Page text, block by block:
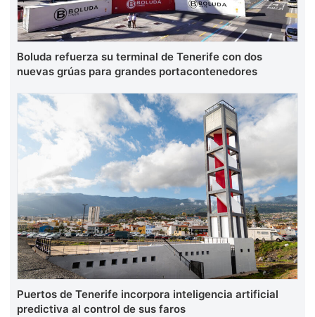
Boluda refuerza su terminal de Tenerife con dos
nuevas grúas para grandes portacontenedores
Puertos de Tenerife incorpora inteligencia artificial
predictiva al control de sus faros